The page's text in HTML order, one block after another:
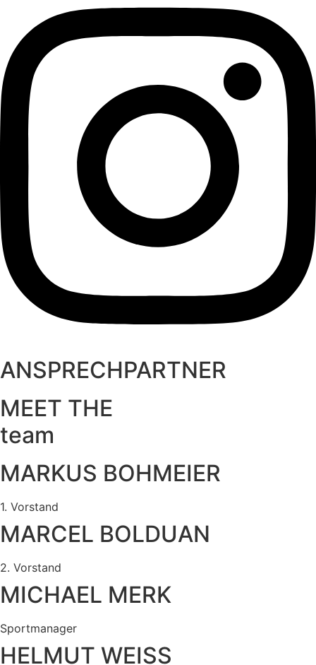
ANSPRECHPARTNER
MEET THE
team
MARKUS BOHMEIER
1. Vorstand
MARCEL BOLDUAN
2. Vorstand
MICHAEL MERK
Sportmanager
HELMUT WEISS